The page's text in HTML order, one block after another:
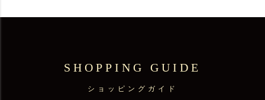
SHOPPING GUIDE
ショッピングガイド